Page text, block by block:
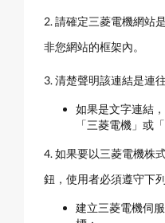
2. 請確定三菱電機網站
非您網站的框架內。
3. 清楚聲明該連結是連
如果是文字連結
「三菱電機」或
4. 如果要以三菱電機株
鈕，使用者必須遵守下
建立三菱電機伺